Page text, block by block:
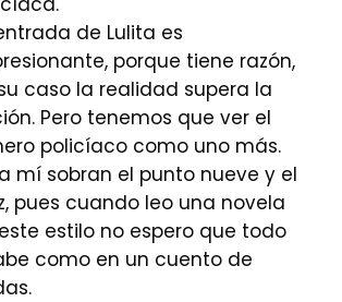
de Lulita es
porque tiene razón,
caso la realidad supera la
Pero tenemos que ver el
policíaco como uno más.
mí sobran el punto nueve y el
pues cuando leo una novela
estilo no espero que todo
como en un cuento de